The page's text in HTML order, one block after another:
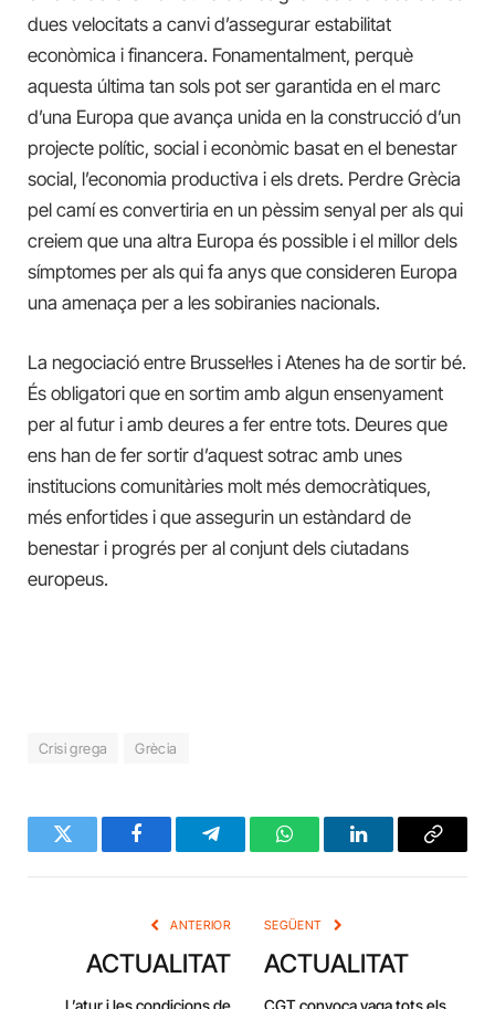
dues velocitats a canvi d’assegurar estabilitat
econòmica i financera. Fonamentalment, perquè
aquesta última tan sols pot ser garantida en el marc
d’una Europa que avança unida en la construcció d’un
projecte polític, social i econòmic basat en el benestar
social, l’economia productiva i els drets. Perdre Grècia
pel camí es convertiria en un pèssim senyal per als qui
creiem que una altra Europa és possible i el millor dels
símptomes per als qui fa anys que consideren Europa
una amenaça per a les sobiranies nacionals.
La negociació entre Brussel·les i Atenes ha de sortir bé.
És obligatori que en sortim amb algun ensenyament
per al futur i amb deures a fer entre tots. Deures que
ens han de fer sortir d’aquest sotrac amb unes
institucions comunitàries molt més democràtiques,
més enfortides i que assegurin un estàndard de
benestar i progrés per al conjunt dels ciutadans
europeus.
Crisi grega Grècia
Twitter FacebookTelegramWhatsAppLinkedInCopy
ANTERIOR
ACTUALITAT
SEGÜENT
ACTUALITAT